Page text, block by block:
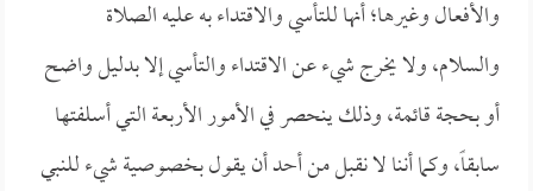
والأفعال وغيرها؛ أنها للتأسي والاقتداء به عليه الصلاة
والسلام، ولا يخرج شيء عن الاقتداء والتأسي إلا بدليل واضح
أو بحجة قائمة، وذلك ينحصر في الأمور الأربعة التي أسلفتها
سابقاً، وكما أننا لا نقبل من أحد أن يقول بخصوصية شيء للنبي